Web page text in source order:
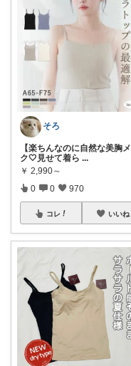
そろ
【楽ちんなのに自然な美胸
ク🤍見せて着ら ...
￥ 2,990～
0 0 970
コレ いいね